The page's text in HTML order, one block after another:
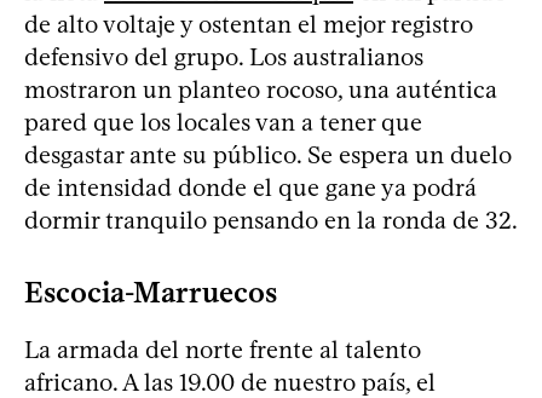
de alto voltaje y ostentan el mejor registro
defensivo del grupo. Los australianos
mostraron un planteo rocoso, una auténtica
pared que los locales van a tener que
desgastar ante su público. Se espera un duelo
de intensidad donde el que gane ya podrá
dormir tranquilo pensando en la ronda de 32.
Escocia-Marruecos
La armada del norte frente al talento
africano. A las 19.00 de nuestro país, el